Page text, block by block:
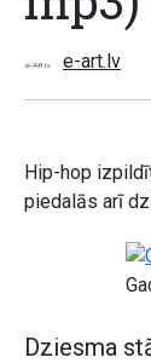
e-art.lv
Hip-hop
piedalās arī
Dziesma